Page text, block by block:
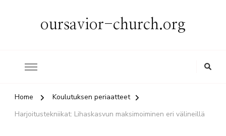
oursavior-church.org
Home
Koulutuksen periaatteet
Harjoitustekniikat: Lihaskasvun maksimoiminen eri välineillä